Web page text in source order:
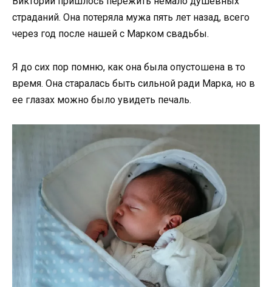
страданий. Она потеряла мужа пять лет назад, всего
через год после нашей с Марком свадьбы.
Я до сих пор помню, как она была опустошена в то
время. Она старалась быть сильной ради Марка, но в
ее глазах можно было увидеть печаль.